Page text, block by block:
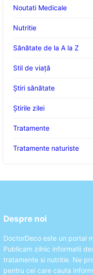
Noutati Medicale
Nutritie
Sănătate de la A la Z
Stil de viaţă
Ştiri sănătate
Știrile zilei
Tratamente
Tratamente naturiste
Despre noi
DoctorDeco este un portal
Publicam zilnic informatii
tratamente si nutritie. Ne
pentru cei care cauta